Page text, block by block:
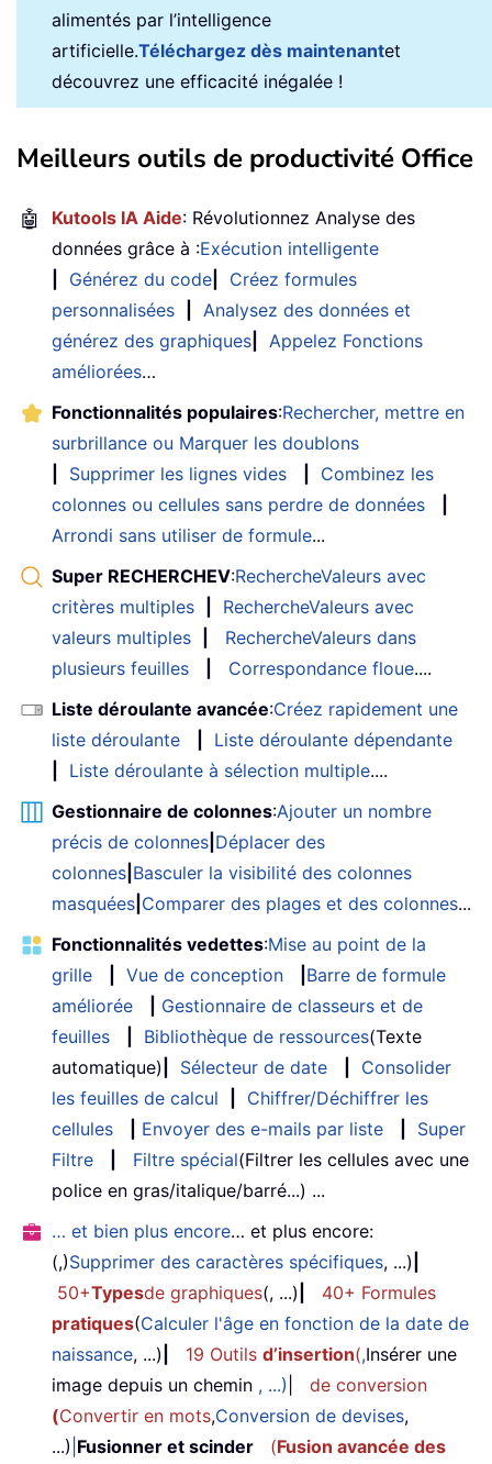
alimentés par l’intelligence
artificielle.Téléchargez dès maintenantet
découvrez une efficacité inégalée !
Meilleurs outils de productivité Office
🤖 Kutools IA Aide: Révolutionnez Analyse des
données grâce à :Exécution intelligente
Générez du code
Créez formules
personnalisées
Analysez des données et
générez des graphiques
Appelez Fonctions
améliorées…
Fonctionnalités populaires:Rechercher, mettre en
surbrillance ou Marquer les doublons
Supprimer les lignes vides
Combinez les
colonnes ou cellules sans perdre de données
Arrondi sans utiliser de formule...
Super RECHERCHEV:RechercheValeurs avec
critères multiples
RechercheValeurs avec
valeurs multiples
RechercheValeurs dans
plusieurs feuilles
Correspondance floue....
Liste déroulante avancée:Créez rapidement une
liste déroulante
Liste déroulante dépendante
Liste déroulante à sélection multiple....
Gestionnaire de colonnes:Ajouter un nombre
précis de colonnes Déplacer des
colonnes Basculer la visibilité des colonnes
masquées Comparer des plages et des colonnes...
Fonctionnalités vedettes:Mise au point de la
grille
Vue de conception
Barre de formule
améliorée
Gestionnaire de classeurs et de
feuilles
Bibliothèque de ressources(Texte
automatique)
Sélecteur de date
Consolider
les feuilles de calcul
Chiffrer/Déchiffrer les
cellules
Envoyer des e-mails par liste
Super
Filtre
Filtre spécial(Filtrer les cellules avec une
police en gras/italique/barré...) ...
… et bien plus encore… et plus encore:
(,)Supprimer des caractères spécifiques, ...)
50+Typesde graphiques(, ...)
40+ Formules
pratiques(Calculer l'âge en fonction de la date de
naissance, ...) 19 Outils d’insertion(,Insérer une
image depuis un chemin , ...)
de conversion
(Convertir en mots,Conversion de devises,
...) Fusionner et scinder (Fusion avancée des